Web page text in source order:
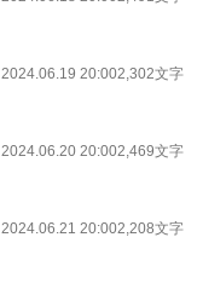
2024.06.19 20:002,302文字
2024.06.20 20:002,469文字
2024.06.21 20:002,208文字